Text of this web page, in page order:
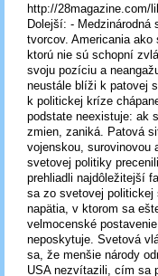
http://28magazine.com/
Dolejší: - Medzinárodná
tvorcov. Americania ako
ktorú nie sú schopní
svoju pozíciu a
neustále blíži k patovej
k politickej kríze
podstate neexistuje: ak
zmien, zaniká. Patová
vojenskou, surovinovou
svetovej politiky
prehliadli najdôležitejší
sa zo svetovej politickej
napätia, v ktorom sa
velmocenské
neposkytuje. Svetová
sa, že menšie národy
USA nezvítazili, cím sa